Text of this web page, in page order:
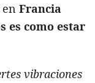
en Francia
es como estar
vibraciones